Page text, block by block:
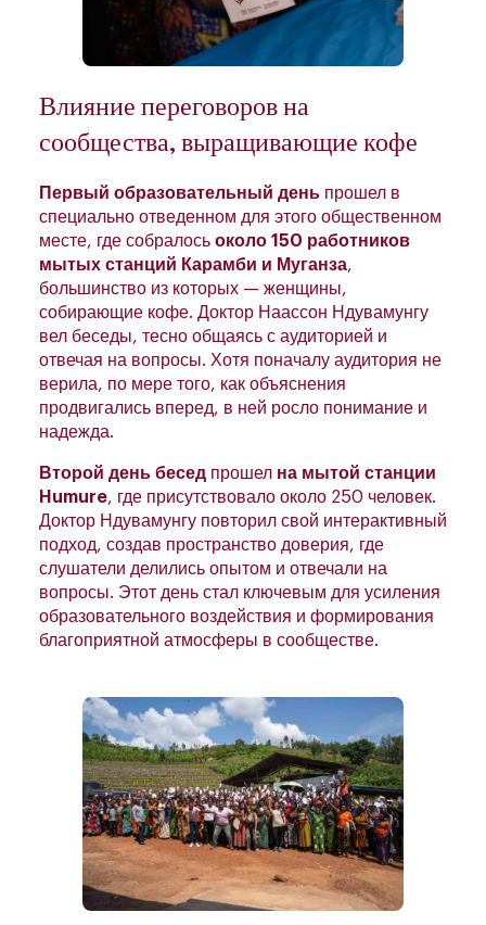
Влияние переговоров на
сообщества, выращивающие кофе
Первый образовательный день прошел в
специально отведенном для этого общественном
месте, где собралось около 150 работников
мытых станций Карамби и Муганза,
большинство из которых — женщины,
собирающие кофе. Доктор Наассон Ндувамунгу
вел беседы, тесно общаясь с аудиторией и
отвечая на вопросы. Хотя поначалу аудитория не
верила, по мере того, как объяснения
продвигались вперед, в ней росло понимание и
надежда.
Второй день бесед прошел на мытой станции
Humure, где присутствовало около 250 человек.
Доктор Ндувамунгу повторил свой интерактивный
подход, создав пространство доверия, где
слушатели делились опытом и отвечали на
вопросы. Этот день стал ключевым для усиления
образовательного воздействия и формирования
благоприятной атмосферы в сообществе.